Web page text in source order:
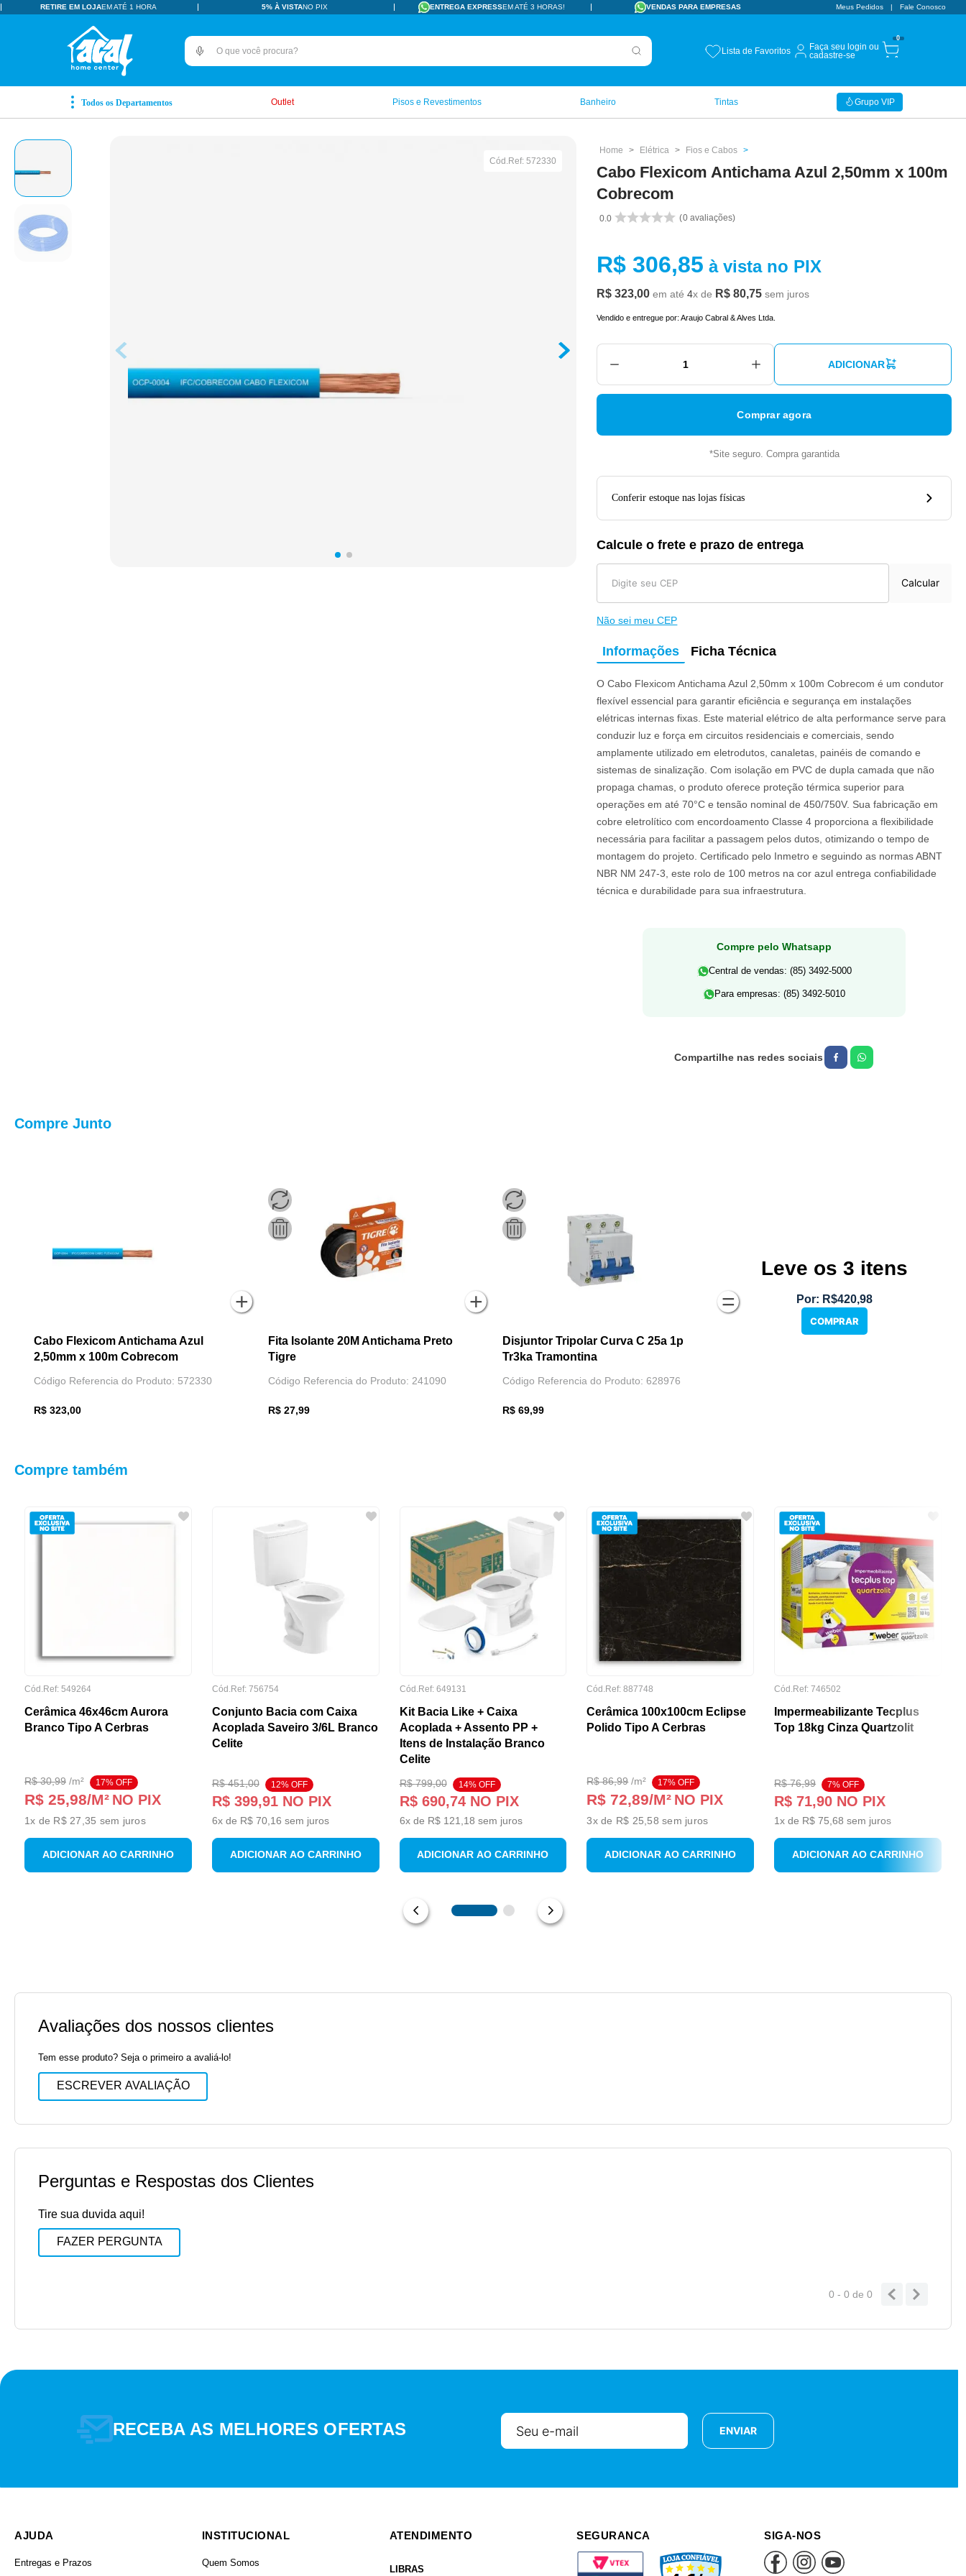
RETIRE EM LOJAEM ATÉ 1 HORA 5% À VISTANO PIX ENTREGA EXPRESSEM ATÉ 3 HORAS! VENDAS PARA EMPRESAS Meus Pedidos Fale Conosco
O que você procura?
Lista de Favoritos
Faça seu login ou
cadastre-se
0
Grupo VIP
Outlet Pisos e Revestimentos Banheiro Tintas
Cód.Ref:572330
Elétrica Fios e Cabos
Cabo Flexicom Antichama Azul 2,50mm x 100m
Cobrecom
0.0 0 avaliações
R$ 306,85 à vista no PIX
R$ 323,00 em até4x de R$ 80,75 sem juros
Vendido e entregue por:Araujo Cabral & Alves Ltda.
ADICIONAR
Comprar agora
*Site seguro. Compra garantida
Conferir estoque nas lojas físicas
Calcule o frete e prazo de entrega
Calcular
Não sei meu CEP
Informações Ficha Técnica
O Cabo Flexicom Antichama Azul 2,50mm x 100m Cobrecom é um condutor
flexível essencial para garantir eficiência e segurança em instalações
elétricas internas fixas. Este material elétrico de alta performance serve para
conduzir luz e força em circuitos residenciais e comerciais, sendo
amplamente utilizado em eletrodutos, canaletas, painéis de comando e
sistemas de sinalização. Com isolação em PVC de dupla camada que não
propaga chamas, o produto oferece proteção térmica superior para
operações em até 70°C e tensão nominal de 450/750V. Sua fabricação em
cobre eletrolítico com encordoamento Classe 4 proporciona a flexibilidade
necessária para facilitar a passagem pelos dutos, otimizando o tempo de
montagem do projeto. Certificado pelo Inmetro e seguindo as normas ABNT
NBR NM 247-3, este rolo de 100 metros na cor azul entrega confiabilidade
técnica e durabilidade para sua infraestrutura.
Compre pelo Whatsapp
Central de vendas: (85) 3492-5000
Para empresas: (85) 3492-5010
Compre Junto
Cabo Flexicom Antichama Azul
2,50mm x 100m Cobrecom
Código Referencia do Produto: 572330
R$ 323,00
Fita Isolante 20M Antichama Preto
Tigre
Código Referencia do Produto: 241090
R$ 27,99
Disjuntor Tripolar Curva C 25a 1p
Tr3ka Tramontina
Código Referencia do Produto: 628976
R$ 69,99
Leve os 3 itens
Por: R$420,98
COMPRAR
Compre também
Cód.Ref: 549264
Cerâmica 46x46cm Aurora
Branco Tipo A Cerbras
R$ 30,99/m² 17% OFF
R$ 25,98/M² NO PIX
1x de R$ 27,35 sem juros
ADICIONAR AO CARRINHO
Cód.Ref: 756754
Conjunto Bacia com Caixa
Acoplada Saveiro 3/6L Branco
Celite
R$ 451,00 12% OFF
R$ 399,91NO PIX
6x de R$ 70, 16 sem juros
ADICIONAR AO CARRINHO
Cód.Ref: 649131
Kit Bacia Like + Caixa
Acoplada + Assento PP +
Itens de Instalação Branco
Celite
R$ 799,00 14% OFF
R$ 690,74NO PIX
6x de R$ 121 18 sem juros
ADICIONAR AO CARRINHO
Cód.Ref:887748
Cerâmica 100x100cm Eclipse
Polido Tipo A Cerbras
R$ 86,99/m² 17% OFF
R$ 72,89/M² NO PIX
3x de R$ 25,58 sem juros
ADICIONAR AO CARRINHO
Cód.Ref:746502
Impermeabilizante Tecplus
Top 18kg Cinza Quartzolit
R$ 76,99 7% OFF
R$ 71,90 NO PIX
1x de R$ 75 ,68 sem juros
ADICIONAR AO CARRINHO
Avaliações dos nossos clientes
Tem esse produto? Seja o primeiro a avaliá-lo!
ESCREVER AVALIAÇÃO
Perguntas e Respostas dos Clientes
Tire sua duvida aqui!
FAZER PERGUNTA
0 - 0 de 0
RECEBA AS MELHORES OFERTAS ENVIAR
AJUDA
Entregas e Prazos
INSTITUCIONAL
Quem Somos
ATENDIMENTO
LIBRAS
SEGURANCA SIGA-NOS
TERMOS MAIS BUSCADOS
pisos revestimentos
2º ceramica
3º tinta
4º porcelanato
5º revestimento
6º vaso sanitário
7º pia